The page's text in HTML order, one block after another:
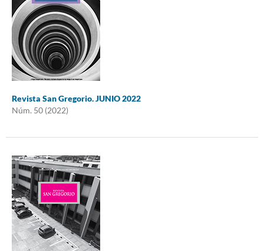
Revista San Gregorio. JUNIO 2022
Núm. 50 (2022)